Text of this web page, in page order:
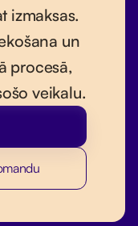
izmaksas.
un
procesā,
veikalu.